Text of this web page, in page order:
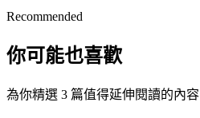
Recommended
你可能也喜歡
為你精選 3 篇值得延伸閱讀的內容